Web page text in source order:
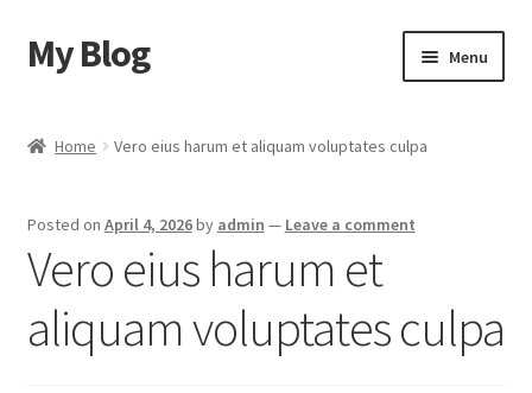
Skip
to
Skip
to
My Blog Menu
Checkout
Home Vero eius harum et aliquam voluptates culpa
Posted on April 4, 2026by admin — Leave a comment
Vero eius harum et
aliquam voluptates culpa